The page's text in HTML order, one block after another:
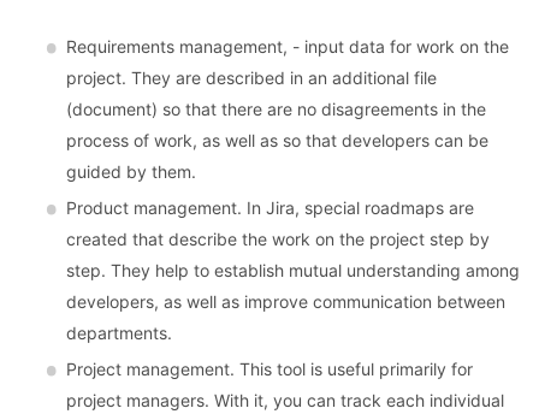
Requirements management, - input data for work on the
project. They are described in an additional file
(document) so that there are no disagreements in the
process of work, as well as so that developers can be
guided by them.
Product management. In Jira, special roadmaps are
created that describe the work on the project step by
step. They help to establish mutual understanding among
developers, as well as improve communication between
departments.
Project management. This tool is useful primarily for
project managers. With it, you can track each individual